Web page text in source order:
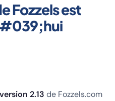
Fozzels est
version 2.13 de Fozzels.com